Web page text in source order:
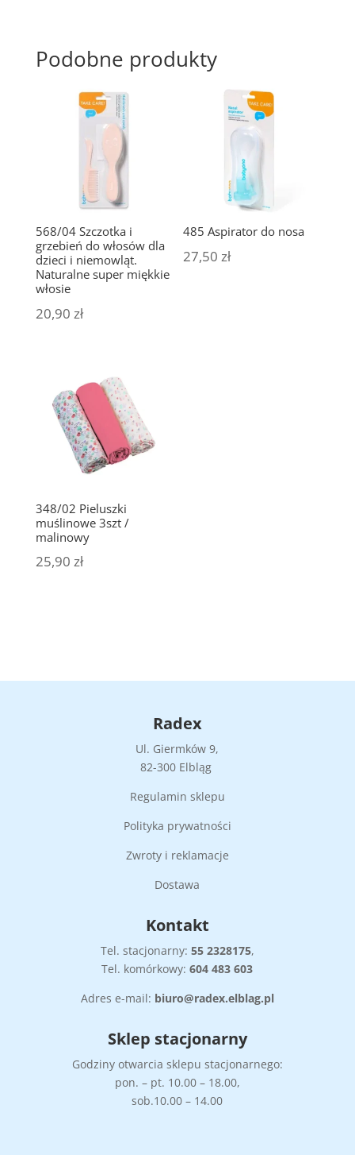
Podobne produkty
568/04 Szczotka i
grzebień do włosów dla
dzieci i niemowląt.
Naturalne super miękkie
włosie
20,90 zł
485 Aspirator do nosa
27,50zł
348/02 Pieluszki
muślinowe 3szt /
malinowy
25,90 zł
Radex
Ul. Giermków 9,
82-300 Elbląg
Regulamin sklepu
Polityka prywatności
Zwroty i reklamacje
Dostawa
Kontakt
Tel. stacjonarny: 55 2328175,
Tel. komórkowy:604 483 603
Adres e-mail: biuro@radex.elblag.pl
Sklep stacjonarny
Godziny otwarcia sklepu stacjonarnego:
pon. – pt. 10.00 – 18.00,
sob.10.00 – 14.00